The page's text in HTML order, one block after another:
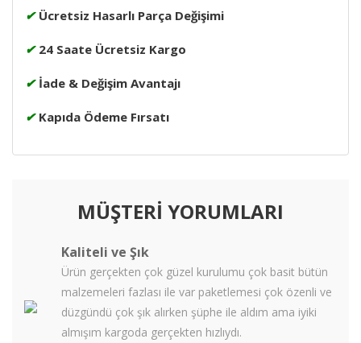
✔ Ücretsiz Hasarlı Parça Değişimi
✔ 24 Saate Ücretsiz Kargo
✔ İade & Değişim Avantajı
✔ Kapıda Ödeme Fırsatı
MÜŞTERİ YORUMLARI
Kaliteli ve Şık
Ürün gerçekten çok güzel kurulumu çok basit bütün
malzemeleri fazlası ile var paketlemesi çok özenli ve
düzgündü çok şık alırken şüphe ile aldım ama iyiki
almışım kargoda gerçekten hızlıydı.